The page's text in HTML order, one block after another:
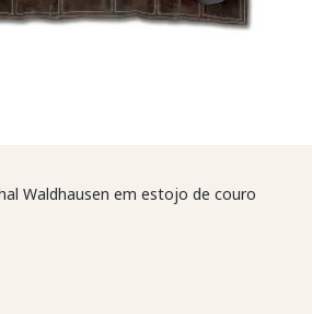
Waldhausen em estojo de couro